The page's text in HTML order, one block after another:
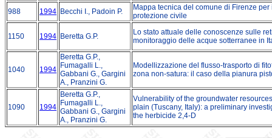
988
1994 Becchi I., Padoin P.
Mappa tecnica del comune di Firenze per
protezione civile
1150 1994 Beretta G.P.
Lo stato attuale delle conoscenze sulle
monitoraggio delle acque sotterranee in
1040 1994
Beretta G.P.,
Fumagalli L.,
Gabbani G., Gargini
A., Pranzini G.
Modellizzazione del flusso-trasporto di
zona non-satura: il caso della pianura
1090 1994
Beretta G.P.,
Fumagalli L.,
Gabbani G., Gargini
A., Pranzini G.
Vulnerability of the groundwater
plain (Tuscany, Italy): a preliminary
the herbicide 2,4-D